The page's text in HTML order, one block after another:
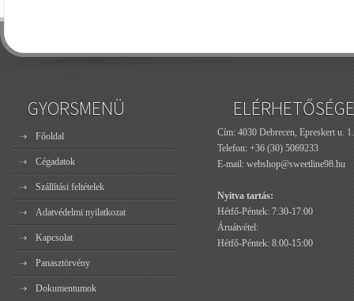
GYORSMENÜ
Főoldal
Cégadatok
Szállítási feltételek
Adatvédelmi nyilatkozat
Kapcsolat
Panasztörvény
Dokumentumok
Cím: 4030 Debrecen, Epreskert u. 1.
Telefon: +36 (30) 5069233
E-mail: webshop@sweetline98.hu
Nyitva tartás:
Hétfő-Péntek: 7:30-17:00
Áruátvétel:
Hétfő-Péntek: 8:00-15:00